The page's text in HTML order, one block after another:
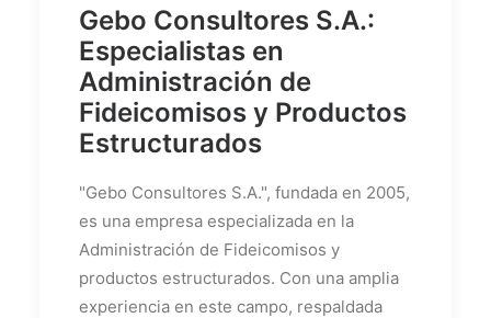
Gebo Consultores S.A.:
Especialistas en
Administración de
Fideicomisos y Productos
Estructurados
"Gebo Consultores S.A.", fundada en 2005,
es una empresa especializada en la
Administración de Fideicomisos y
productos estructurados. Con una amplia
experiencia en este campo, respaldada